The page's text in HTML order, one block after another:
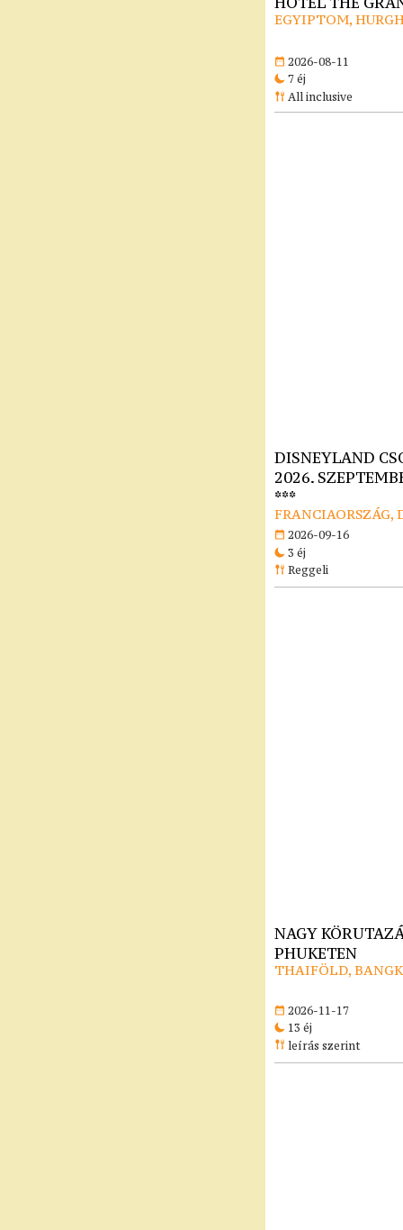
EGYIPTOM,
2026-08-11
7 éj
All inclusive
DISNEYLAND
2026.
***
FRANCIAORSZÁG,
2026-09-16
3 éj
Reggeli
NAGY
PHUKETEN
THAIFÖLD,
2026-11-17
13 éj
leírás szerint